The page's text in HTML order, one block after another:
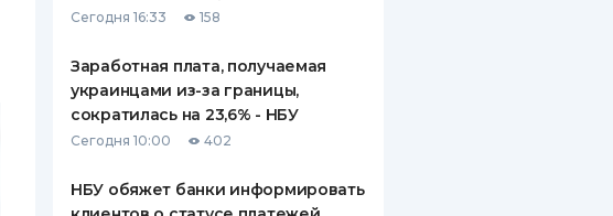
Сегодня 16:33 158
Заработная плата, получаемая
украинцами из-за границы,
сократилась на 23,6% - НБУ
Сегодня 10:00 402
НБУ обяжет банки информировать